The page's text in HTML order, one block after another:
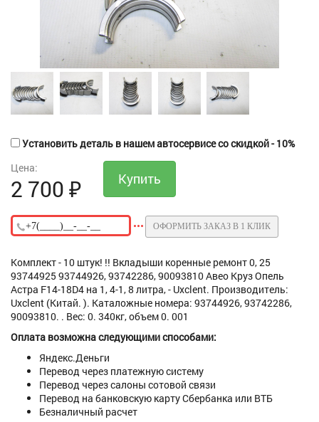
Установить деталь в нашем автосервисе со скидкой - 10%
Цена:
2 700 ₽
ОФОРМИТЬ ЗАКАЗ В 1 КЛИК
Комплект - 10 штук! !! Вкладыши коренные ремонт 0, 25
93744925 93744926, 93742286, 90093810 Авео Круз Опель
Астра F14-18D4 на 1, 4-1, 8 литра, - Uxclent. Производитель:
Uxclent (Китай. ). Каталожные номера: 93744926, 93742286,
90093810. . Вес: 0. 340кг, объем 0. 001
Оплата возможна следующими способами:
Яндекс.Деньги
Перевод через платежную систему
Перевод через салоны сотовой связи
Перевод на банковскую карту Сбербанка или ВТБ
Безналичный расчет